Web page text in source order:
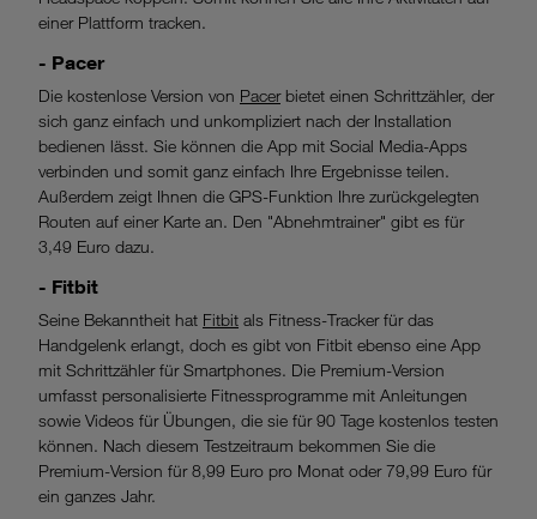
einer Plattform tracken.
- Pacer
Die kostenlose Version von Pacerbietet einen Schrittzähler, der
sich ganz einfach und unkompliziert nach der Installation
bedienen lässt. Sie können die App mit Social Media-Apps
verbinden und somit ganz einfach Ihre Ergebnisse teilen.
Außerdem zeigt Ihnen die GPS-Funktion Ihre zurückgelegten
Routen auf einer Karte an. Den "Abnehmtrainer" gibt es für
3,49 Euro dazu.
- Fitbit
Seine Bekanntheit hat Fitbit als Fitness-Tracker für das
Handgelenk erlangt, doch es gibt von Fitbit ebenso eine App
mit Schrittzähler für Smartphones. Die Premium-Version
umfasst personalisierte Fitnessprogramme mit Anleitungen
sowie Videos für Übungen, die sie für 90 Tage kostenlos testen
können. Nach diesem Testzeitraum bekommen Sie die
Premium-Version für 8,99 Euro pro Monat oder 79,99 Euro für
ein ganzes Jahr.